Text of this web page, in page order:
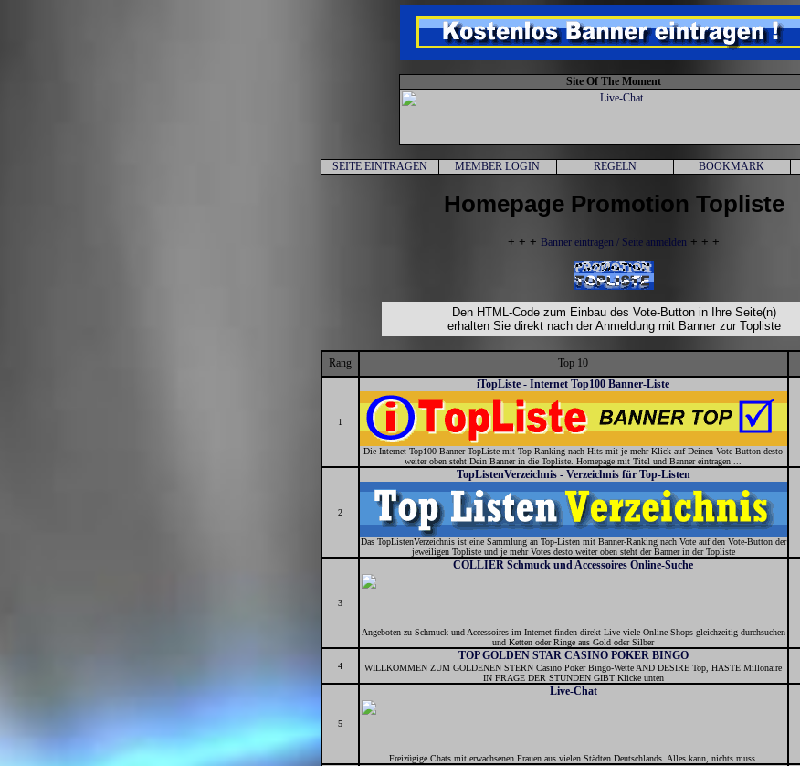
Site Of The Moment
SEITE EINTRAGEN MEMBER LOGIN REGELN BOOKMARK
Homepage Promotion Topliste
+ + + Banner eintragen / Seite anmelden + + +
Den HTML-Code zum Einbau des Vote-Button in Ihre Seite(n)
erhalten Sie direkt nach der Anmeldung mit Banner zur Topliste
Rang Top 10
1
iTopListe - Internet Top100 Banner-Liste
Die Internet Top100 Banner TopListe mit Top-Ranking nach Hits mit je mehr Klick auf Deinen Vote-Button desto
weiter oben steht Dein Banner in die Topliste. Homepage mit Titel und Banner eintragen ...
2
TopListenVerzeichnis - Verzeichnis für Top-Listen
Das TopListenVerzeichnis ist eine Sammlung an Top-Listen mit Banner-Ranking nach Vote auf den Vote-Button der
jeweiligen Topliste und je mehr Votes desto weiter oben steht der Banner in der Topliste
3
COLLIER Schmuck und Accessoires Online-Suche
Angeboten zu Schmuck und Accessoires im Internet finden direkt Live viele Online-Shops gleichzeitig durchsuchen
und Ketten oder Ringe aus Gold oder Silber
4
TOP GOLDEN STAR CASINO POKER BINGO
WILLKOMMEN ZUM GOLDENEN STERN Casino Poker Bingo-Wette AND DESIRE Top, HASTE Millonaire
IN FRAGE DER STUNDEN GIBT Klicke unten
5
Live-Chat
Freizügige Chats mit erwachsenen Frauen aus vielen Städten Deutschlands. Alles kann, nichts muss.